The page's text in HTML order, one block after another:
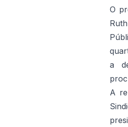
O
a
A